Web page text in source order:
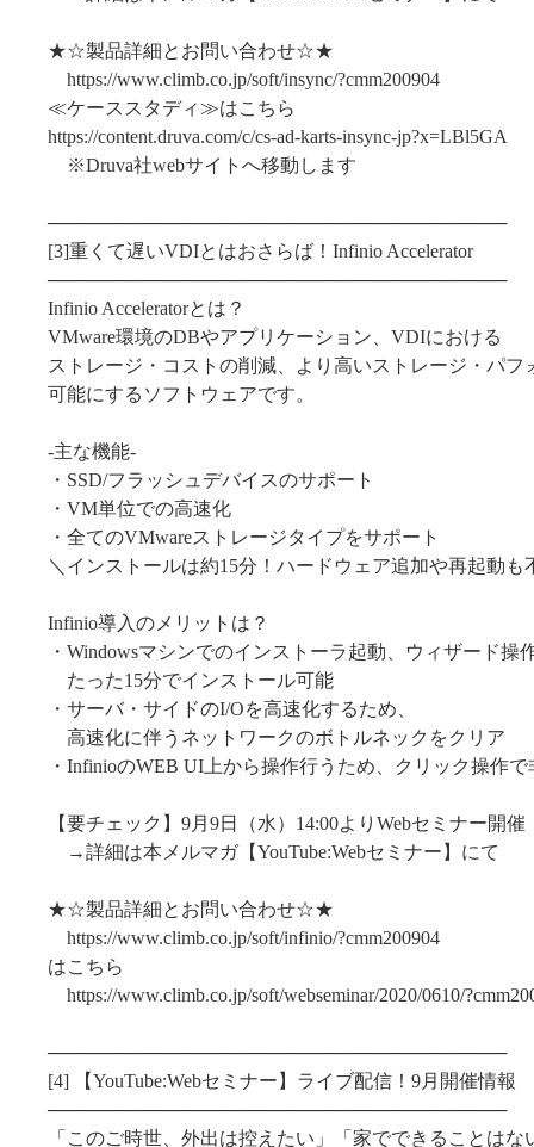
★☆製品詳細とお問い合わせ☆★
https://www.climb.co.jp/soft/insync/?cmm200904
≪ケーススタディ≫はこちら
https://content.druva.com/c/cs-ad-karts-insync-jp?x=LBl5GA
※Druva社webサイトへ移動します
───────────────────────────────────
[3]重くて遅いVDIとはおさらば！Infinio Accelerator
───────────────────────────────────
Infinio Acceleratorとは？
VMware環境のDBやアプリケーション、VDIにおける
ストレージ・コストの削減、より高いストレージ・パフ
可能にするソフトウェアです。
-主な機能-
・SSD/フラッシュデバイスのサポート
・VM単位での高速化
・全てのVMwareストレージタイプをサポート
＼インストールは約15分！ハードウェア追加や再起動も
Infinio導入のメリットは？
・Windowsマシンでのインストーラ起動、ウィザード操
たった15分でインストール可能
・サーバ・サイドのI/Oを高速化するため、
高速化に伴うネットワークのボトルネックをクリア
・InfinioのWEB UI上から操作行うため、クリック操作
【要チェック】9月9日（水）14:00よりWebセミナー開催
→詳細は本メルマガ【YouTube:Webセミナー】にて
★☆製品詳細とお問い合わせ☆★
https://www.climb.co.jp/soft/infinio/?cmm200904
はこちら
https://www.climb.co.jp/soft/webseminar/2020/0610/
───────────────────────────────────
[4] 【YouTube:Webセミナー】ライブ配信！9月開催情報
───────────────────────────────────
「このご時世、外出は控えたい」「家でできることはな